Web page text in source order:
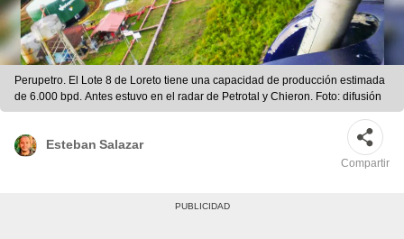
Perupetro. El Lote 8 de Loreto tiene una capacidad de producción estimada
de 6.000 bpd. Antes estuvo en el radar de Petrotal y Chieron. Foto: difusión
Esteban Salazar
Compartir